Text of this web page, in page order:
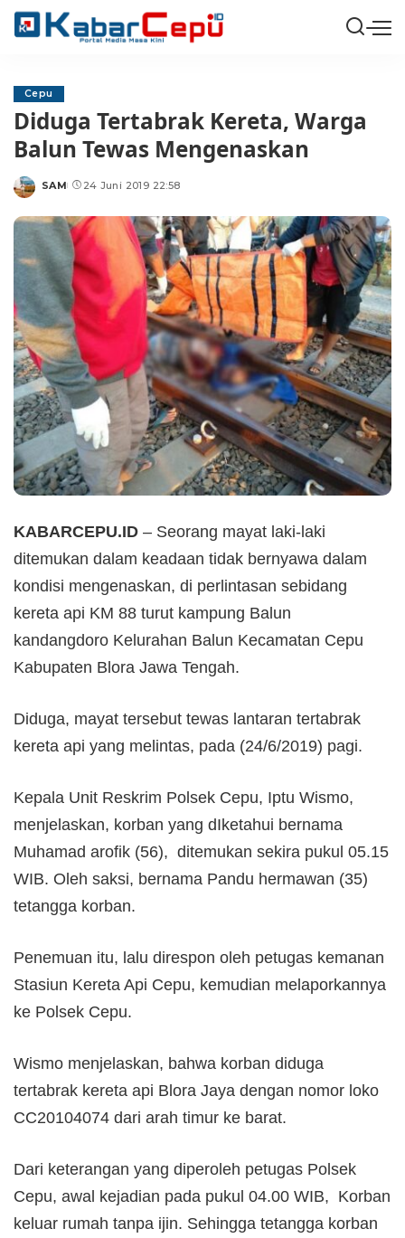
Cepu
Diduga Tertabrak Kereta, Warga
Balun Tewas Mengenaskan
Posted
SAM 24 Juni 2019 22:58
KABARCEPU.ID – Seorang mayat laki-laki
ditemukan dalam keadaan tidak bernyawa dalam
kondisi mengenaskan, di perlintasan sebidang
kereta api KM 88 turut kampung Balun
kandangdoro Kelurahan Balun Kecamatan Cepu
Kabupaten Blora Jawa Tengah.
Diduga, mayat tersebut tewas lantaran tertabrak
kereta api yang melintas, pada (24/6/2019) pagi.
Kepala Unit Reskrim Polsek Cepu, Iptu Wismo,
menjelaskan, korban yang dIketahui bernama
Muhamad arofik (56), ditemukan sekira pukul 05.15
WIB. Oleh saksi, bernama Pandu hermawan (35)
tetangga korban.
Penemuan itu, lalu direspon oleh petugas kemanan
Stasiun Kereta Api Cepu, kemudian melaporkannya
ke Polsek Cepu.
Wismo menjelaskan, bahwa korban diduga
tertabrak kereta api Blora Jaya dengan nomor loko
CC20104074 dari arah timur ke barat.
Dari keterangan yang diperoleh petugas Polsek
Cepu, awal kejadian pada pukul 04.00 WIB, Korban
keluar rumah tanpa ijin. Sehingga tetangga korban